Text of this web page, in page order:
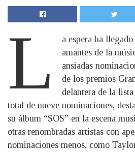
L
a espera ha
amantes de la
ansiadas
de los premios
delantera de la
total de nueve nominaciones,
su álbum “SOS” en la escena
otras renombradas artistas con
nominaciones menos, como